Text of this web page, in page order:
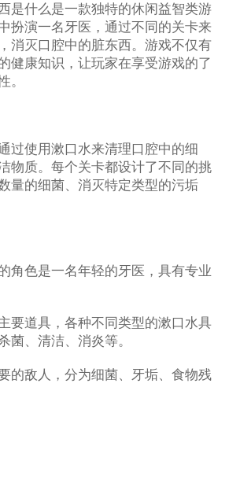
是什么是一款独特的休闲益智类游
扮演一名牙医，通过不同的关卡来
消灭口腔中的脏东西。游戏不仅有
健康知识，让玩家在享受游戏的了
。
过使用漱口水来清理口腔中的细
物质。每个关卡都设计了不同的挑
量的细菌、消灭特定类型的污垢
角色是一名年轻的牙医，具有专业
要道具，各种不同类型的漱口水具
菌、清洁、消炎等。
的敌人，分为细菌、牙垢、食物残